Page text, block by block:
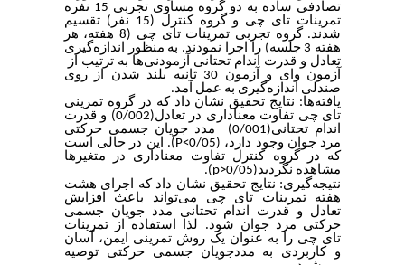
تصادفی ساده به دو گروه مساوی تجربی 15 نفره
تمرینات تای چی و گروه کنترل (15 نفر) تقسیم
شدند. گروه تجربی تمرینات تای چی (8 هفته، هر
هفته 3 جلسه) را اجرا نمودند. به منظور اندازه‌گیری
تعادل و قدرت اندام تحتانی آزمودنی‌ها به ترتیب از
آزمون وای و آزمون 30 ثانیه بلند شدن از روی
صندلی اندازه‌گیری به عمل آمد.
یافته‌ها: نتایج تحقیق نشان داد که در گروه تمرینی
تای چی تفاوت معناداری در تعادل(0/002) و قدرت
اندام تحتانی(0/001) مدد جویان جسمی حرکتی
مرد جوان وجود دارد، (0/05>P).
این در حالی است
که در گروه کنترل تفاوت معناداری در متغیرها
مشاهده نگردید(p>0/05).
نتیجه‌گیری: نتایج تحقیق نشان داد که اجرای هشت
هفته تمرینات تای چی می‌تواند باعث افزایش
تعادل و قدرت اندام تحتانی مدد جویان جسمی
حرکتی مرد جوان شود. لذا استفاده از تمرینات
تای چی را به عنوان یک روش تمرینی ایمن، آسان
و کاربردی به مددجویان جسمی حرکتی توصیه